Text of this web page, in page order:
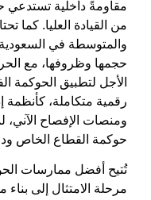
مقاومةً داخلية تستدعي
من القيادة العليا. كما
والمتوسطة في السعودية
حجمها وظروفها، مع
الأجل لتطبيق الحوكمة
رقمية متكاملة، كأنظمة
ومنصات الإفصاح
حوكمة القطاع الخاص
تُتيح أفضل ممارسات
مرحلة الامتثال إلى